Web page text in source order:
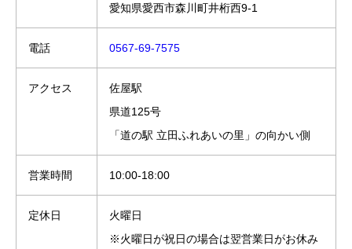
愛知県愛西市森川町井桁西9-1
電話 0567-69-7575
アクセス
佐屋駅
県道125号
「道の駅 立田ふれあいの里」の向かい側
営業時間 10:00-18:00
定休日
火曜日
※火曜日が祝日の場合は翌営業日がお休み